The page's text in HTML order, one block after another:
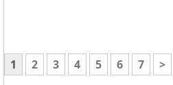
1 2 3 4 5 6 7 >